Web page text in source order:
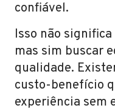
confiável.
Isso não
mas sim buscar
qualidade.
custo-benefício
experiência sem